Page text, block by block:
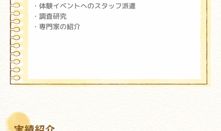
体験イベントへのスタッフ派遣
調査研究
専門家の紹介